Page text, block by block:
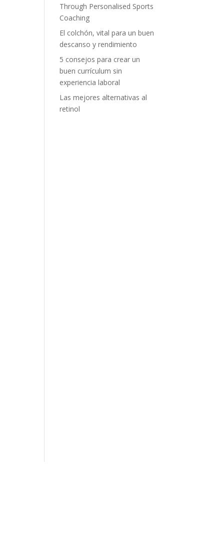
Through Personalised Sports
Coaching
El colchón, vital para un buen
descanso y rendimiento
5 consejos para crear un
buen currículum sin
experiencia laboral
Las mejores alternativas al
retinol